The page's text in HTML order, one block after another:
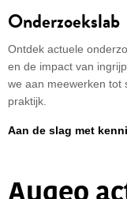
Onderzoekslab
Ontdek actuele
en de impact van
we aan meewerken tot
praktijk.
Aan de slag met